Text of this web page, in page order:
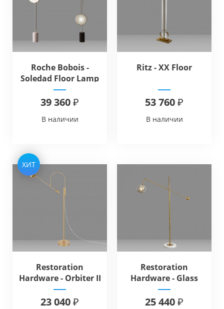
Roche Bobois -
Soledad Floor Lamp
39 360 ₽
В наличии
Ritz - XX Floor
53 760 ₽
В наличии
ХИТ
Restoration
Hardware - Orbiter II
Task Floor Lamp
23 040 ₽
Restoration
Hardware - Glass
Globe Mobile Lever
Floor Lamp
25 440 ₽